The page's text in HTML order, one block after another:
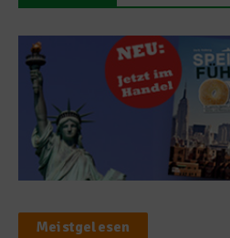
Meistgelesen